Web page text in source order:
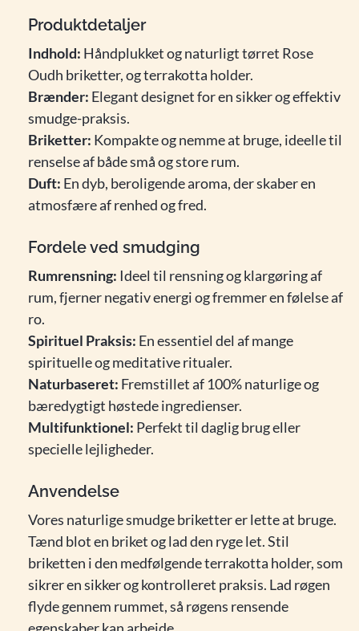
Produktdetaljer
Indhold: Håndplukket og naturligt tørret Rose
Oudh briketter, og terrakotta holder.
Brænder: Elegant designet for en sikker og effektiv
smudge-praksis.
Briketter: Kompakte og nemme at bruge, ideelle til
renselse af både små og store rum.
Duft: En dyb, beroligende aroma, der skaber en
atmosfære af renhed og fred.
Fordele ved smudging
Rumrensning: Ideel til rensning og klargøring af
rum, fjerner negativ energi og fremmer en følelse af
ro.
Spirituel Praksis: En essentiel del af mange
spirituelle og meditative ritualer.
Naturbaseret: Fremstillet af 100% naturlige og
bæredygtigt høstede ingredienser.
Multifunktionel: Perfekt til daglig brug eller
specielle lejligheder.
Anvendelse
Vores naturlige smudge briketter er lette at bruge.
Tænd blot en briket og lad den ryge let. Stil
briketten i den medfølgende terrakotta holder, som
sikrer en sikker og kontrolleret praksis. Lad røgen
flyde gennem rummet, så røgens rensende